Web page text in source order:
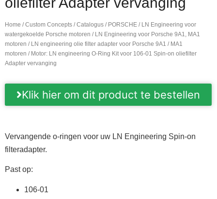
Home /Custom Concepts /Catalogus / PORSCHE / LN Engineering voor
watergekoelde Porsche motoren / LN Engineering voor Porsche 9A1, MA1
motoren / LN engineering olie filter adapter voor Porsche 9A1 / MA1
motoren / Motor: LN engineering O-Ring Kit voor 106-01 Spin-on oliefilter
Adapter vervanging
Klik hier om dit product te bestellen
Vervangende o-ringen voor uw LN Engineering Spin-on
filteradapter.
Past op:
106-01